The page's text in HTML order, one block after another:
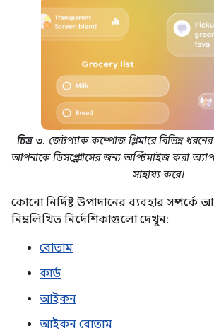
চিত্র ৩. জেটপ্যাক কম্পোজ গ্লিমারে বিভিন্ন
আপনাকে ডিসপ্লে গ্লাসের জন্য অপ্টিমাইজ করা
সাহায্য করে।
কোনো নির্দিষ্ট উপাদানের ব্যবহার সম্পর্কে
নিম্নলিখিত নির্দেশিকাগুলো দেখুন:
বোতাম
কার্ড
আইকন
আইকন বোতাম